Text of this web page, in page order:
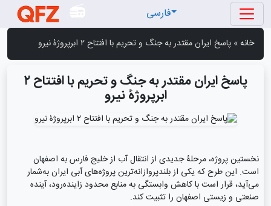
فارسی
خانه» پاسخ ایران مقتدر به جنگ و تحریم با افتتاح ۲ ابرپروژۀ نیرو
پاسخ ایران مقتدر به جنگ و تحریم با افتتاح ۲
ابرپروژۀ نیرو
نخستین پروژه، مرحلۀ جدیدی از انتقال آب از خلیج فارس به اصفهان
است. این طرح که یکی از بلندپروازانه‌ترین پروژه‌های آبی ایران به‌شمار
می‌آید، قرار است با کاهش وابستگی به منابع محدود زاینده‌رود، آینده
صنعتی و زیستی اصفهان را تثبیت کند.